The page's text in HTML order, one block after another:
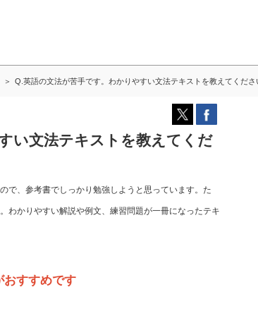
Q.英語の文法が苦手です。わかりやすい文法テキストを教えてくださ
い文法テキストを教えてくだ
で、参考書でしっかり勉強しようと思っています。た
わかりやすい解説や例文、練習問題が一冊になったテキ
おすすめです